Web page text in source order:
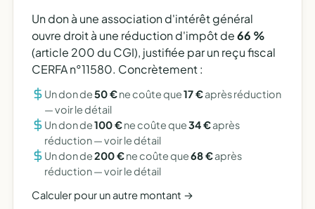
Un don à une association d'intérêt général
ouvre droit à une réduction d'impôt de66 %
(article 200 du CGI), justifiée par un reçu fiscal
CERFA n°11580. Concrètement :
Un don de50 €ne coûte que17 €après réduction
—voir le détail
Un don de100 €ne coûte que34 €après
réduction —voir le détail
Un don de200 €ne coûte que68 €après
réduction —voir le détail
Calculer pour un autre montant →